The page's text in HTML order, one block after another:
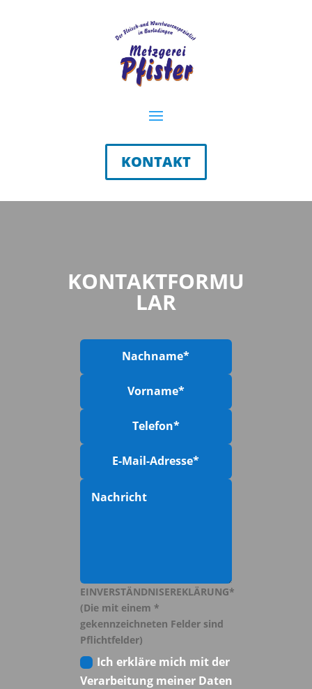
KONTAKT
KONTAKTFORMU
LAR
EINVERSTÄNDNISEREKLÄRUNG*
(Die mit einem *
gekennzeichneten Felder sind
Pflichtfelder)
Ich erkläre mich mit der
Verarbeitung meiner Daten